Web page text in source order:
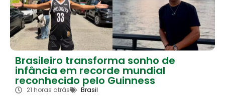
Brasileiro transforma sonho de
infância em recorde mundial
reconhecido pelo Guinness
21 horas atrás Brasil